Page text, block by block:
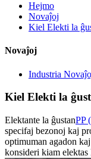
Hejmo
Novaĵoj
Kiel Elekti la
Novaĵoj
Industria
Kiel Elekti la
Elektante la ĝustanPP
specifaj bezonoj kaj
optimuman agadon
konsideri kiam elektas